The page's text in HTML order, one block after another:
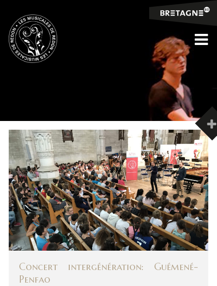
Concert intergénération: Guémené-
Penfao